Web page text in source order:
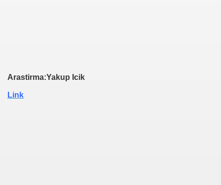
Arastirma:Yakup Icik
Link